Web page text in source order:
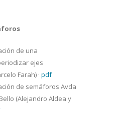
de una
ejes
Farah) · pdf
de semáforos Avda
(Alejandro Aldea y